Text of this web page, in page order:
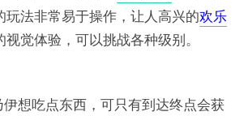
玩法非常易于操作，让人高兴的欢乐
觉体验，可以挑战各种级别。
想吃点东西，可只有到达终点会获